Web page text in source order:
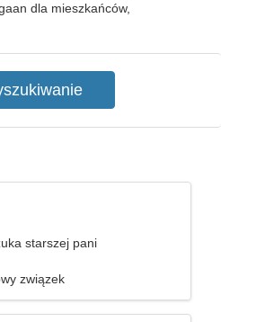
dla mieszkańców,
starszej pani
związek